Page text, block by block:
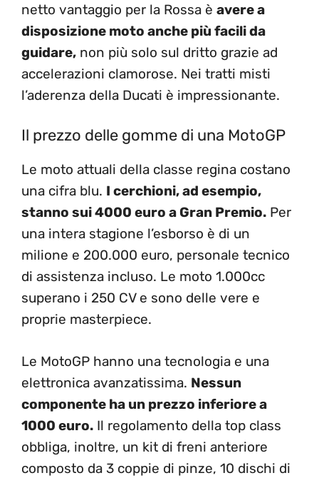
netto vantaggio per la Rossa è avere a
disposizione moto anche più facili da
guidare, non più solo sul dritto grazie ad
accelerazioni clamorose. Nei tratti misti
l’aderenza della Ducati è impressionante.
Il prezzo delle gomme di una MotoGP
Le moto attuali della classe regina costano
una cifra blu. I cerchioni, ad esempio,
stanno sui 4000 euro a Gran Premio. Per
una intera stagione l’esborso è di un
milione e 200.000 euro, personale tecnico
di assistenza incluso. Le moto 1.000cc
superano i 250 CV e sono delle vere e
proprie masterpiece.
Le MotoGP hanno una tecnologia e una
elettronica avanzatissima. Nessun
componente ha un prezzo inferiore a
1000 euro. Il regolamento della top class
obbliga, inoltre, un kit di freni anteriore
composto da 3 coppie di pinze, 10 dischi di